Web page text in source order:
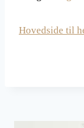
Hovedside til